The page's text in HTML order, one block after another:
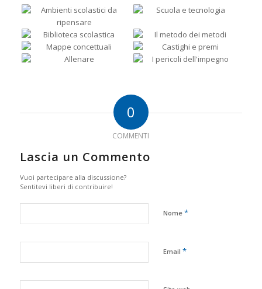
0
COMMENTI
Lascia un Commento
Vuoi partecipare alla discussione?
Sentitevi liberi di contribuire!
Nome *
Email *